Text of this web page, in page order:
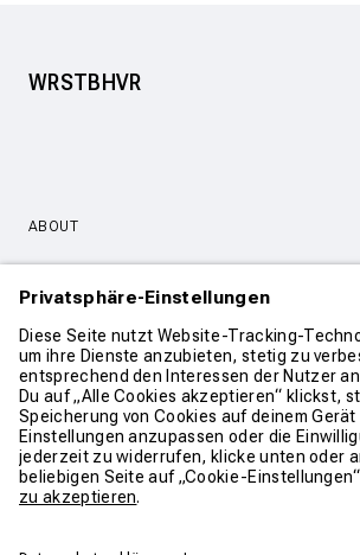
WRSTBHVR
ABOUT
SERVICE & SUPPORT
KONTAKT